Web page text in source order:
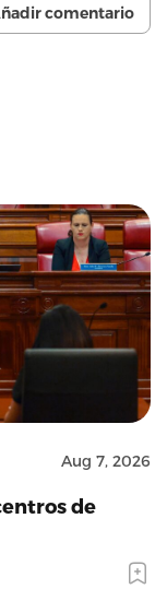
comentario
Aug 7, 2026
de